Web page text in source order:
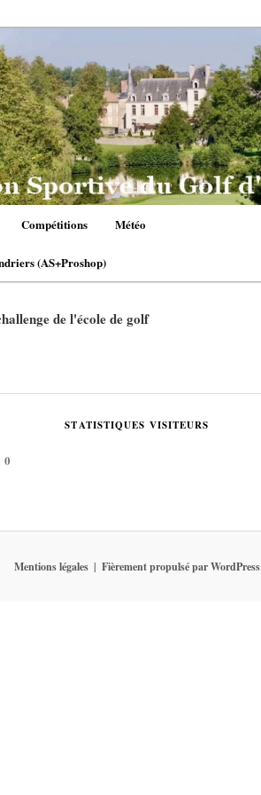
Compétitions Météo
(AS+Proshop)
de l'école de golf
STATISTIQUES VISITEURS
0
Mentions légales Fièrement propulsé par WordPress